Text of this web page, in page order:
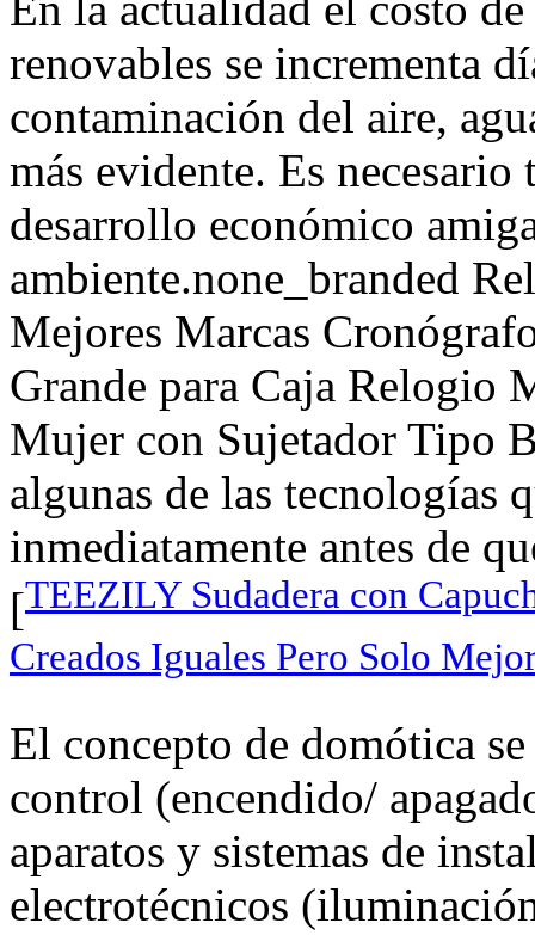
renovables se incrementa
contaminación del aire,
más evidente. Es
desarrollo económico
ambiente.none_branded
Mejores Marcas
Grande para Caja Relogio
Mujer con Sujetador Tipo
algunas de las tecnologías
inmediatamente antes de
[TEEZILY Sudadera con
Creados Iguales Pero Solo
El concepto de domótica
control (encendido/
aparatos y sistemas de
electrotécnicos